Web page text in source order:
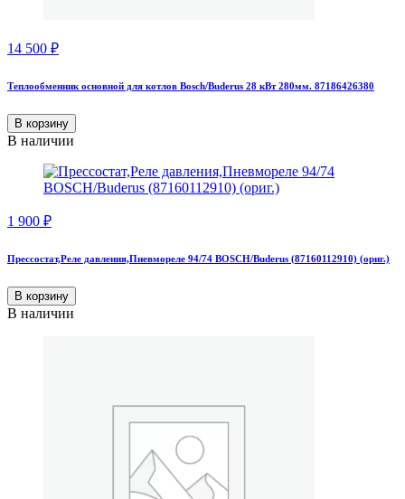
14 500 ₽
Теплообменник основной для котлов Bosch/Buderus 28 кВт 280мм. 87186426380
В корзину
В наличии
1 900 ₽
Прессостат,Реле давления,Пневмореле 94/74 BOSCH/Buderus (87160112910) (ориг.)
В корзину
В наличии